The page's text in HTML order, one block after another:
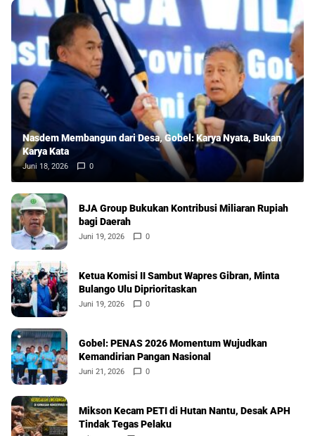
Nasdem Membangun dari Desa, Gobel: Karya Nyata, Bukan
Karya Kata
Juni 18, 2026 0
BJA Group Bukukan Kontribusi Miliaran Rupiah
bagi Daerah
Juni 19, 2026 0
Ketua Komisi II Sambut Wapres Gibran, Minta
Bulango Ulu Diprioritaskan
Juni 19, 2026 0
Gobel: PENAS 2026 Momentum Wujudkan
Kemandirian Pangan Nasional
Juni 21, 2026 0
Mikson Kecam PETI di Hutan Nantu, Desak APH
Tindak Tegas Pelaku